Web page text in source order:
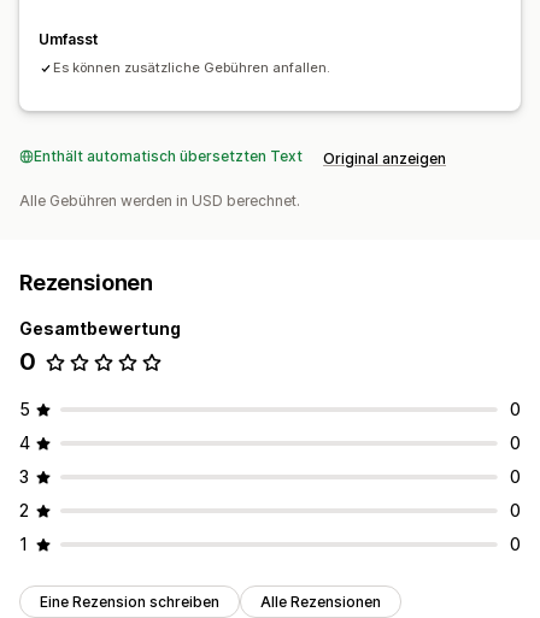
Impressionszahlen
Umfasst
Es können zusätzliche Gebühren anfallen.
Enthält automatisch übersetzten Text Original anzeigen
Alle Gebühren werden in USD berechnet.
Rezensionen
Gesamtbewertung
0
5
0
4
0
3
0
2
0
1
0
Eine Rezension schreiben Alle Rezensionen